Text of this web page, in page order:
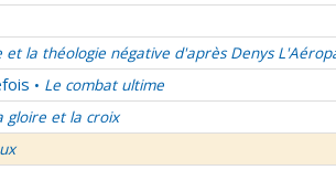
la théologie négative d'après Denys
• Le combat ultime
gloire et la croix